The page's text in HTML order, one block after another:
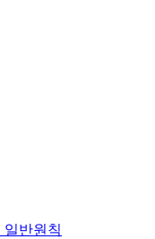
일반원칙